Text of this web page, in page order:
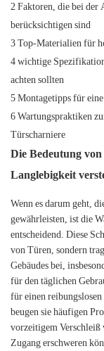
2 Faktoren, die bei der
berücksichtigen sind
3 Top-Materialien für
4 wichtige
achten sollten
5 Montagetipps für
6 Wartungspraktiken
Türscharniere
Die Bedeutung
Langlebigkeit
Wenn es darum geht,
gewährleisten, ist die
entscheidend. Diese
von Türen, sondern
Gebäudes bei,
für den täglichen
für einen
beugen sie häufigen
vorzeitigem Verschleiß
Zugang erschweren